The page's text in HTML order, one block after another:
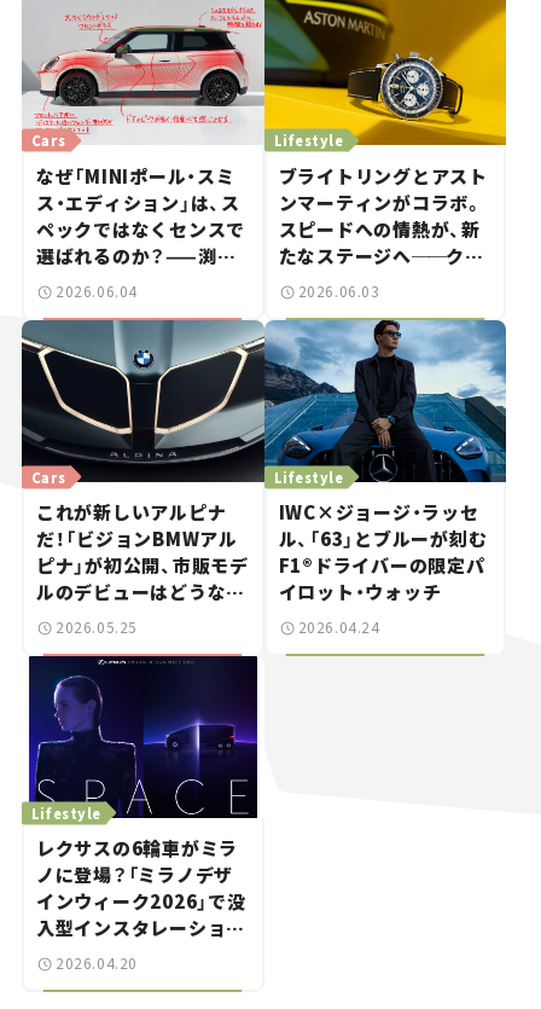
Cars
なぜ「MINIポール・スミ
ス・エディション」は、ス
ペックではなくセンスで
選ばれるのか？——渕野
健太郎の「カーデザイン
解説ラボ」#5
2026.06.04
Lifestyle
ブライトリングとアスト
ンマーティンがコラボ。
スピードへの情熱が、新
たなステージへ──クル
マ好きは時計好き
2026.06.03
Cars
これが新しいアルピナ
だ！「ビジョンBMWアル
ピナ」が初公開、市販モデ
ルのデビューはどうな
る？2026.05.25
Lifestyle
IWC×ジョージ・ラッセ
ル、「63」とブルーが刻む
F1®ドライバーの限定パ
イロット・ウォッチ
2026.04.24
Lifestyle
レクサスの6輪車がミラ
ノに登場？「ミラノデザ
インウィーク2026」で没
入型インスタレーション
『SPACE』を披露！
2026.04.20